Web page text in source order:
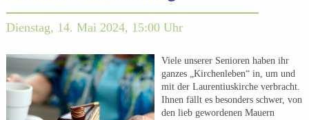
Dienstag, 14. Mai 2024, 15:00 Uhr
Viele unserer Senioren haben ihr
ganzes „Kirchenleben“ in, um und
mit der Laurentiuskirche verbracht.
Ihnen fällt es besonders schwer, von
den lieb gewordenen Mauern